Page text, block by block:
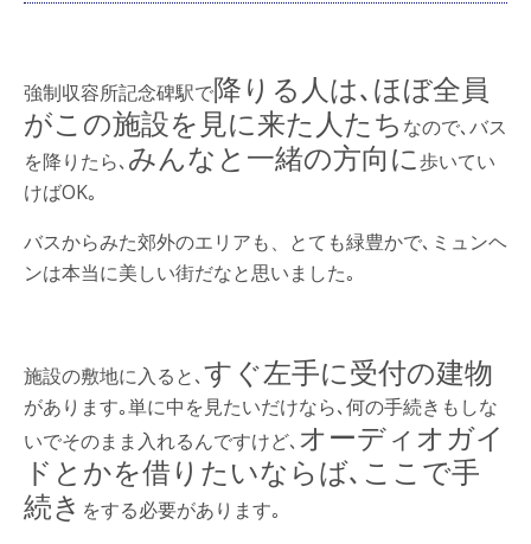
強制収容所記念碑駅で降りる人は､ほぼ全員
がこの施設を見に来た人たち なので､バス
を降りたら､ みんなと一緒の方向に歩いてい
けばOK｡
バスからみた郊外のエリアも、とても緑豊かで､ミュンヘ
ンは本当に美しい街だなと思いました｡
施設の敷地に入ると､すぐ左手に受付の建物
があります｡単に中を見たいだけなら､何の手続きもしな
いでそのまま入れるんですけど､ オーディオガイ
ドとかを借りたいならば､ここで手
続き をする必要があります｡